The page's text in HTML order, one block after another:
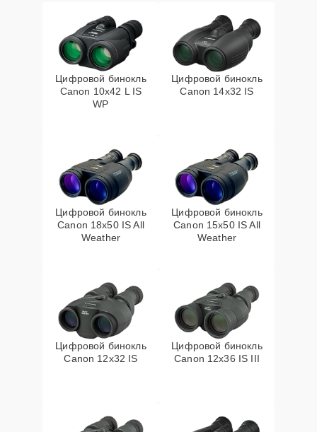
Цифровой бинокль
Canon 10x42 L IS
WP
Цифровой бинокль
Canon 14x32 IS
Цифровой бинокль
Canon 18x50 IS All
Weather
Цифровой бинокль
Canon 15x50 IS All
Weather
Цифровой бинокль
Canon 12x32 IS
Цифровой бинокль
Canon 12x36 IS III